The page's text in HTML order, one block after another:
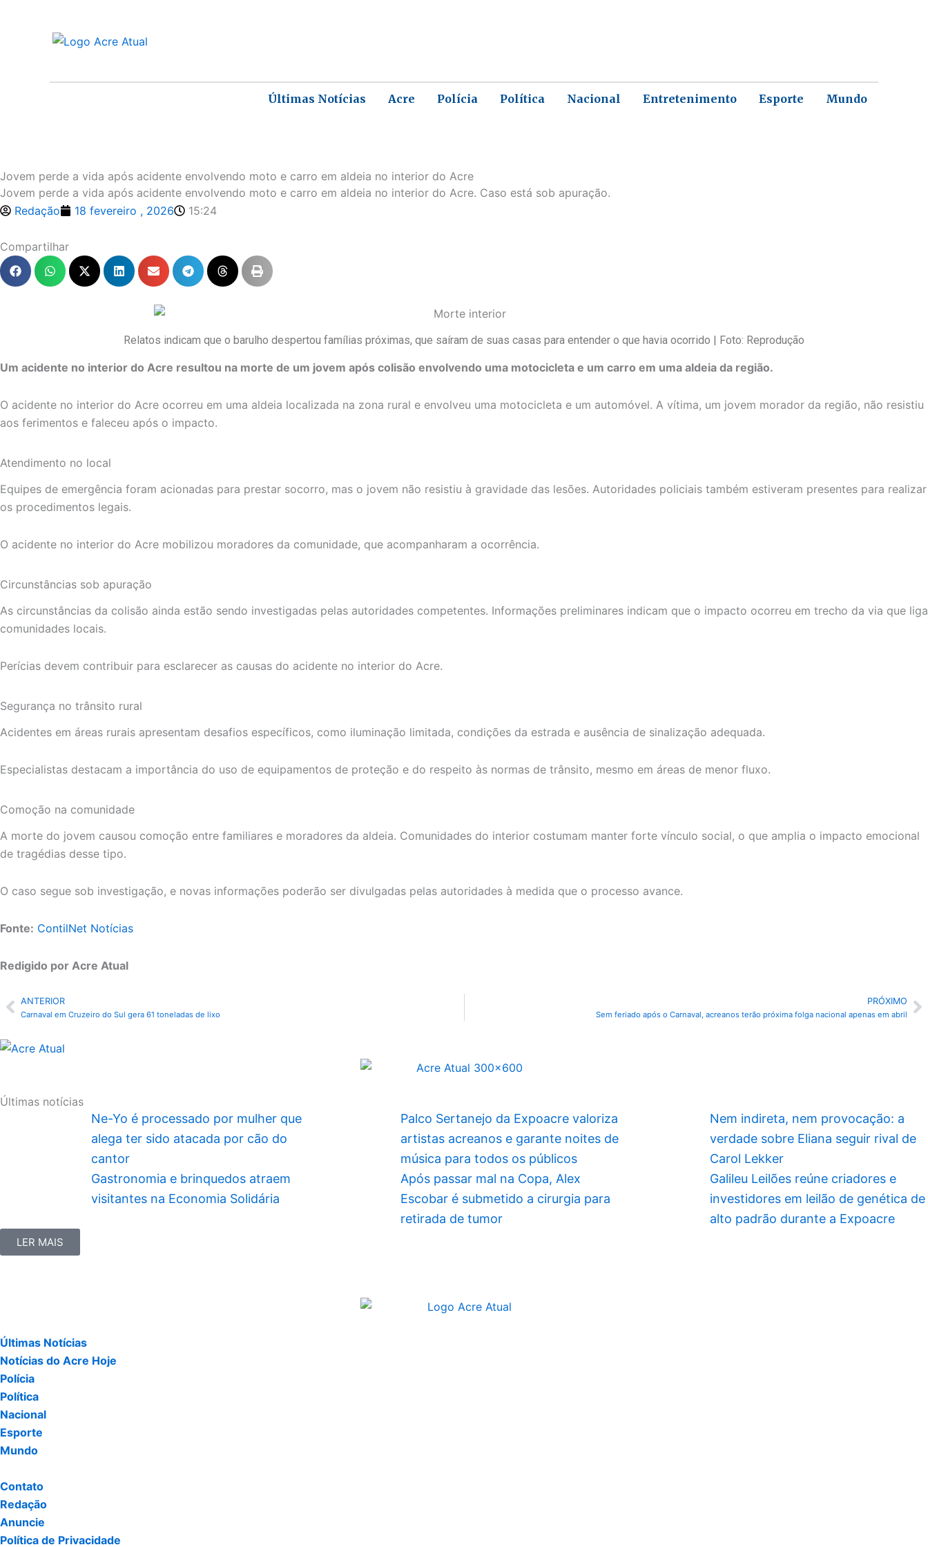
Últimas Notícias Acre Polícia Política Nacional Entretenimento Esporte Mundo
Jovem perde a vida após acidente envolvendo moto e carro em aldeia no interior do Acre
Jovem perde a vida após acidente envolvendo moto e carro em aldeia no interior do Acre. Caso está sob apuração.
Redação
18 fevereiro , 2026 15:24
Compartilhar
Relatos indicam que o barulho despertou famílias próximas, que saíram de suas casas para entender o que havia ocorrido | Foto: Reprodução
Um acidente no interior do Acre resultou na morte de um jovem após colisão envolvendo uma motocicleta e um carro em uma aldeia da região.
O acidente no interior do Acre ocorreu em uma aldeia localizada na zona rural e envolveu uma motocicleta e um automóvel. A vítima, um jovem morador da região, não resistiu
aos ferimentos e faleceu após o impacto.
Atendimento no local
Equipes de emergência foram acionadas para prestar socorro, mas o jovem não resistiu à gravidade das lesões. Autoridades policiais também estiveram presentes para realizar
os procedimentos legais.
O acidente no interior do Acre mobilizou moradores da comunidade, que acompanharam a ocorrência.
Circunstâncias sob apuração
As circunstâncias da colisão ainda estão sendo investigadas pelas autoridades competentes. Informações preliminares indicam que o impacto ocorreu em trecho da via que liga
comunidades locais.
Perícias devem contribuir para esclarecer as causas do acidente no interior do Acre.
Segurança no trânsito rural
Acidentes em áreas rurais apresentam desafios específicos, como iluminação limitada, condições da estrada e ausência de sinalização adequada.
Especialistas destacam a importância do uso de equipamentos de proteção e do respeito às normas de trânsito, mesmo em áreas de menor fluxo.
Comoção na comunidade
A morte do jovem causou comoção entre familiares e moradores da aldeia. Comunidades do interior costumam manter forte vínculo social, o que amplia o impacto emocional
de tragédias desse tipo.
O caso segue sob investigação, e novas informações poderão ser divulgadas pelas autoridades à medida que o processo avance.
Fonte: ContilNet Notícias
Redigido por Acre Atual
Anterior
ANTERIOR
Carnaval em Cruzeiro do Sul gera 61 toneladas de lixo
PRÓXIMO
Sem feriado após o Carnaval, acreanos terão próxima folga nacional apenas em abril
Últimas notícias
Ne-Yo é processado por mulher que
alega ter sido atacada por cão do
cantor
Palco Sertanejo da Expoacre valoriza
artistas acreanos e garante noites de
música para todos os públicos
Nem indireta, nem provocação: a
verdade sobre Eliana seguir rival de
Carol Lekker
Gastronomia e brinquedos atraem
visitantes na Economia Solidária
Após passar mal na Copa, Alex
Escobar é submetido a cirurgia para
retirada de tumor
Galileu Leilões reúne criadores e
investidores em leilão de genética de
alto padrão durante a Expoacre
LER MAIS
Últimas Notícias
Notícias do Acre Hoje
Polícia
Política
Nacional
Esporte
Mundo
Contato
Redação
Anuncie
Política de Privacidade